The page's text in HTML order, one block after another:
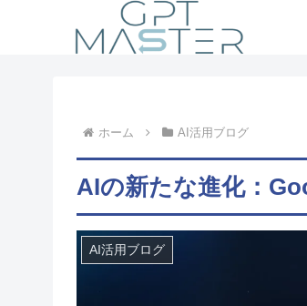
ホーム AI活用ブログ
AIの新たな進化：
AI活用ブログ